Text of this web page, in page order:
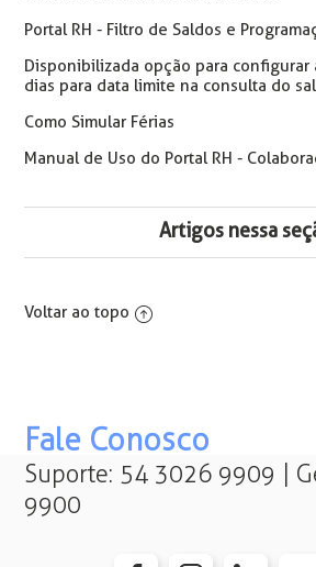
Portal RH - Filtro de Saldos e
Disponibilizada opção para
dias para data limite na consulta do
Como Simular Férias
Manual de Uso do Portal RH -
Artigos nessa
é superior à data limite para
parceladas
Como Incluir o Campo "Pagamento
nas Solicitações de Férias no Portal
Folha de Pagamento para serem
Voltar ao topo
Fale Conosco
Suporte: 54 3026 9909 |
9900